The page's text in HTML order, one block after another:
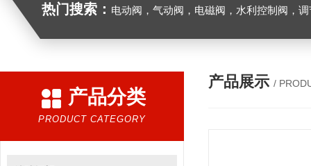
热门搜索： 电动阀，气动阀，电磁阀，水利控制阀，调节
产品分类
PRODUCT CATEGORY
产品展示 /